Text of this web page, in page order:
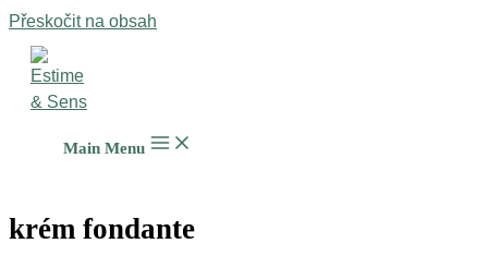
Přeskočit na obsah
Main Menu
krém fondante